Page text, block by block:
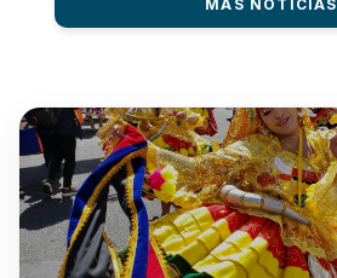
MÁS NOTICIAS